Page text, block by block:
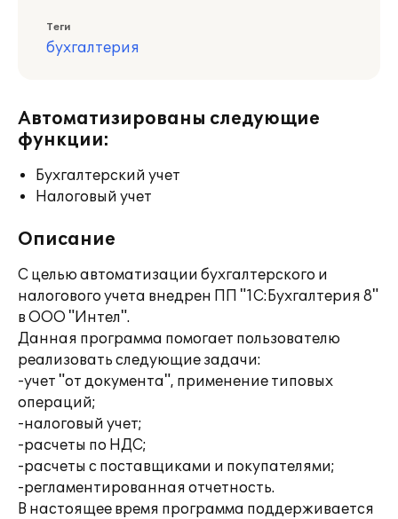
Теги
бухгалтерия
Автоматизированы следующие
функции:
Бухгалтерский учет
Налоговый учет
Описание
С целью автоматизации бухгалтерского и
налогового учета внедрен ПП "1С:Бухгалтерия 8"
в ООО "Интел".
Данная программа помогает пользователю
реализовать следующие задачи:
-учет "от документа", применение типовых
операций;
-налоговый учет;
-расчеты по НДС;
-расчеты с поставщиками и покупателями;
-регламентированная отчетность.
В настоящее время программа поддерживается